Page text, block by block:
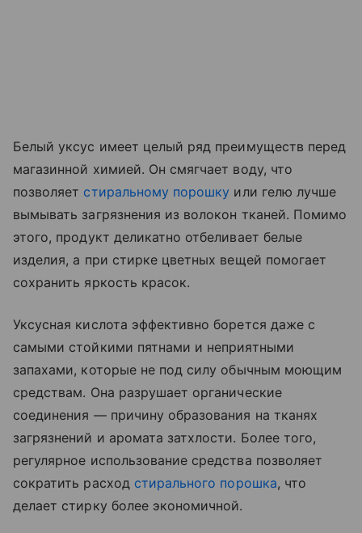
Белый уксус имеет целый ряд преимуществ перед
магазинной химией. Он смягчает воду, что
позволяет стиральному порошку или гелю лучше
вымывать загрязнения из волокон тканей. Помимо
этого, продукт деликатно отбеливает белые
изделия, а при стирке цветных вещей помогает
сохранить яркость красок.
Уксусная кислота эффективно борется даже с
самыми стойкими пятнами и неприятными
запахами, которые не под силу обычным моющим
средствам. Она разрушает органические
соединения — причину образования на тканях
загрязнений и аромата затхлости. Более того,
регулярное использование средства позволяет
сократить расход стирального порошка, что
делает стирку более экономичной.